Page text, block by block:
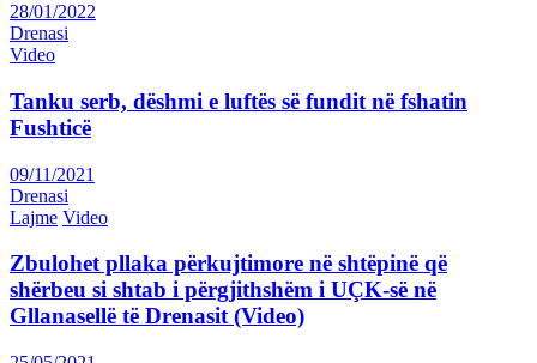
28/01/2022
Drenasi
Video
Tanku serb, dëshmi e luftës së fundit në fshatin
Fushticë
09/11/2021
Drenasi
Lajme Video
Zbulohet pllaka përkujtimore në shtëpinë që
shërbeu si shtab i përgjithshëm i UÇK-së në
Gllanasellë të Drenasit (Video)